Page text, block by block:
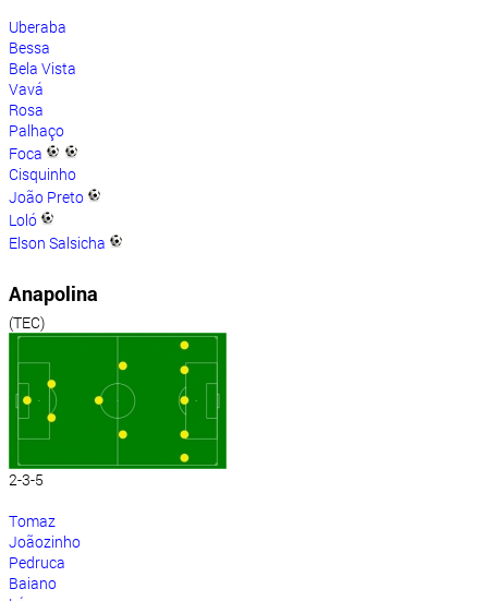
Uberaba
Bessa
Bela Vista
Vavá
Rosa
Palhaço
Foca
Cisquinho
João Preto
Loló
Elson Salsicha
Anapolina
(TEC)
2-3-5
Tomaz
Joãozinho
Pedruca
Baiano